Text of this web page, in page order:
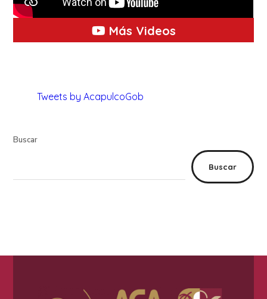
Más Videos
Tweets by AcapulcoGob
Buscar
Buscar